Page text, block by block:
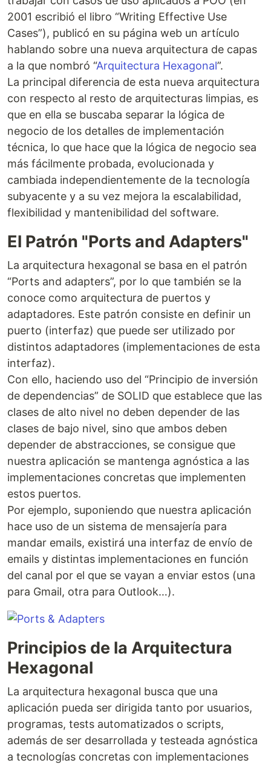
2001 escribió el libro “Writing Effective Use
Cases”), publicó en su página web un artículo
hablando sobre una nueva arquitectura de capas
a la que nombró “Arquitectura Hexagonal”.
La principal diferencia de esta nueva arquitectura
con respecto al resto de arquitecturas limpias, es
que en ella se buscaba separar la lógica de
negocio de los detalles de implementación
técnica, lo que hace que la lógica de negocio sea
más fácilmente probada, evolucionada y
cambiada independientemente de la tecnología
subyacente y a su vez mejora la escalabilidad,
flexibilidad y mantenibilidad del software.
El Patrón "Ports and Adapters"
La arquitectura hexagonal se basa en el patrón
“Ports and adapters”, por lo que también se la
conoce como arquitectura de puertos y
adaptadores. Este patrón consiste en definir un
puerto (interfaz) que puede ser utilizado por
distintos adaptadores (implementaciones de esta
interfaz).
Con ello, haciendo uso del “Principio de inversión
de dependencias” de SOLID que establece que las
clases de alto nivel no deben depender de las
clases de bajo nivel, sino que ambos deben
depender de abstracciones, se consigue que
nuestra aplicación se mantenga agnóstica a las
implementaciones concretas que implementen
estos puertos.
Por ejemplo, suponiendo que nuestra aplicación
hace uso de un sistema de mensajería para
mandar emails, existirá una interfaz de envío de
emails y distintas implementaciones en función
del canal por el que se vayan a enviar estos (una
para Gmail, otra para Outlook…).
Principios de la Arquitectura
Hexagonal
La arquitectura hexagonal busca que una
aplicación pueda ser dirigida tanto por usuarios,
programas, tests automatizados o scripts,
además de ser desarrollada y testeada agnóstica
a tecnologías concretas con implementaciones